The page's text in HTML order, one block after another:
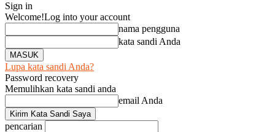
Sign in
Welcome!Log into your account
nama pengguna
kata sandi Anda
Lupa kata sandi Anda?
Password recovery
Memulihkan kata sandi anda
email Anda
pencarian